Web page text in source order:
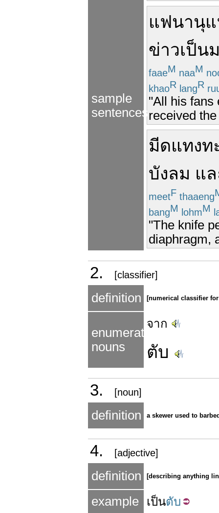
sample
sentences
แฟนานุ
ข่าวเป็น
faaeM naaM
khaoR langR
"All his fans
received
มีดแทงท
บังลม แ
meetF thaaeng
bangM lohmM
"The knife
diaphragm,
2. [classifier]
definition [numerical classifier
enumerated
nouns
จาก
ตับ
3. [noun]
definition a skewer used to
4. [adjective]
definition [describing anything
example เป็นตับ